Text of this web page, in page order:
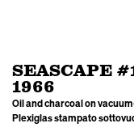
SEASCAPE
1966
Oil and charcoal on
Plexiglas stampato